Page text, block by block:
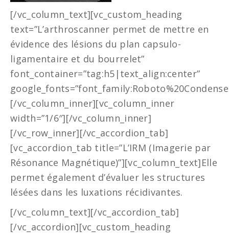
[/vc_column_text][vc_custom_heading
text=”L’arthroscanner permet de mettre en
évidence des lésions du plan capsulo-
ligamentaire et du bourrelet”
font_container=”tag:h5|text_align:center”
[/vc_column_inner][vc_column_inner
width=”1/6″][/vc_column_inner]
[/vc_row_inner][/vc_accordion_tab]
[vc_accordion_tab title=”L’IRM (Imagerie par
Résonance Magnétique)”][vc_column_text]Elle
permet également d’évaluer les structures
lésées dans les luxations récidivantes.
[/vc_column_text][/vc_accordion_tab]
[/vc_accordion][vc_custom_heading